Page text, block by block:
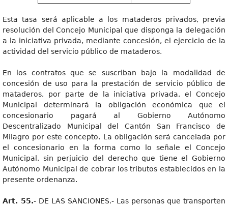
Esta tasa será aplicable a los mataderos privados, previa
resolución del Concejo Municipal que disponga la delegación
a la iniciativa privada, mediante concesión, el ejercicio de la
actividad del servicio público de mataderos.
En los contratos que se suscriban bajo la modalidad de
concesión de uso para la prestación de servicio público de
mataderos, por parte de la iniciativa privada, el Concejo
Municipal determinará la obligación económica que el
concesionario pagará al Gobierno Autónomo
Descentralizado Municipal del Cantón San Francisco de
Milagro por este concepto. La obligación será cancelada por
el concesionario en la forma como lo señale el Concejo
Municipal, sin perjuicio del derecho que tiene el Gobierno
Autónomo Municipal de cobrar los tributos establecidos en la
presente ordenanza.
Art. 55.- DE LAS SANCIONES.- Las personas que transporten